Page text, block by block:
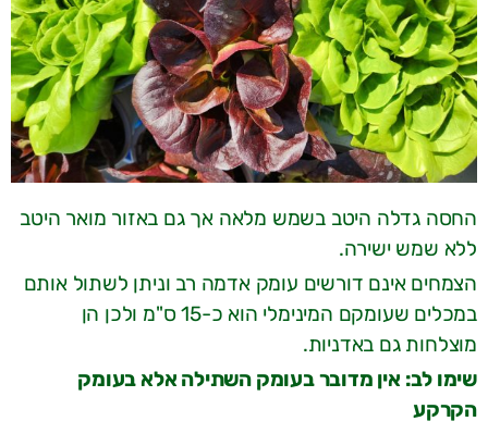
החסה גדלה היטב בשמש מלאה אך גם באזור מואר היטב
ללא שמש ישירה.
הצמחים אינם דורשים עומק אדמה רב וניתן לשתול אותם
במכלים שעומקם המינימלי הוא כ-15 ס"מ ולכן הן
מוצלחות גם באדניות.
שימו לב: אין מדובר בעומק השתילה אלא בעומק
הקרקע